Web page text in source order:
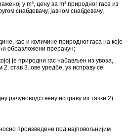
у m³, цену за m³ природног гаса из
снабдевачу, јавном снабдевачу,
као и количине природног гаса на које
образложени прерачун;
је природни гас набављен из увоза,
став 3. ове уредбе, уз исправу се
рачуноводствену исправу из тачке 2)
произведене под најповољнијим